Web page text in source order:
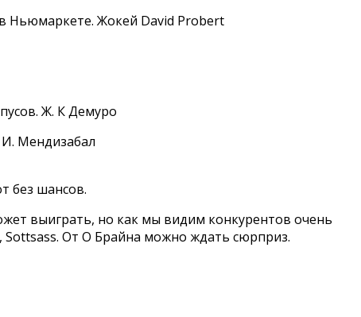
Ньюмаркете. Жокей David Probert
Ж. К Демуро
И. Мендизабал
без шансов.
выиграть, но как мы видим конкурентов очень
Sottsass. От О Брайна можно ждать сюрприз.